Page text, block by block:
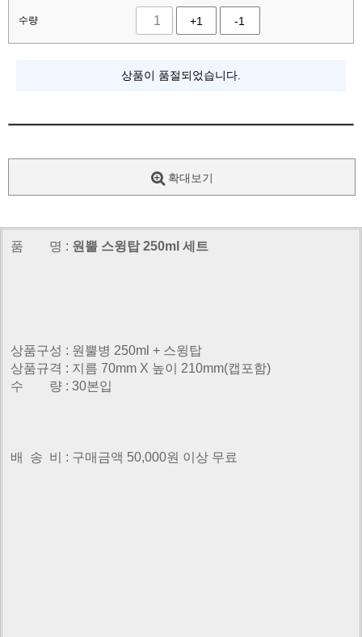
수량 +1 -1
상품이 품절되었습니다.
확대보기
품 명 : 원뿔 스윙탑 250ml 세트
상품구성 : 원뿔병 250ml + 스윙탑
상품규격 : 지름 70mm X 높이 210mm(캡포함)
수 량 : 30본입
배 송 비 : 구매금액 50,000원 이상 무료